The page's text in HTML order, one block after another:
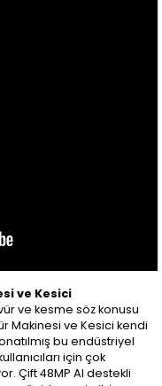
ve Kesici
ve kesme söz konusu
Makinesi ve Kesici kendi
bu endüstriyel
için çok
Çift 48MP AI destekli